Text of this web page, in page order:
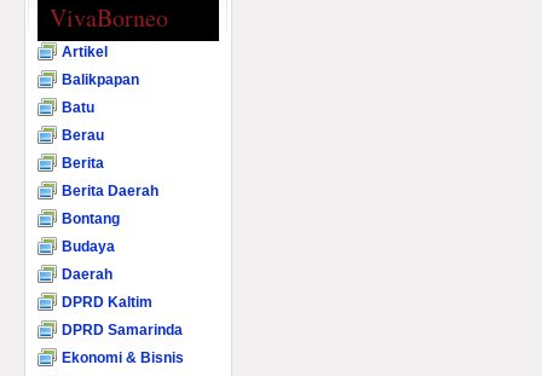
VivaBorneo
Artikel
Balikpapan
Batu
Berau
Berita
Berita Daerah
Bontang
Budaya
Daerah
DPRD Kaltim
DPRD Samarinda
Ekonomi & Bisnis